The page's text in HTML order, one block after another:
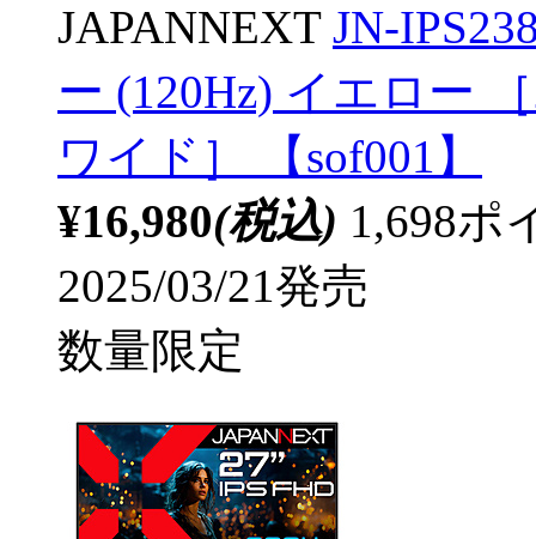
JAPANNEXT JN-
ー (120Hz) イエロー
ワイド］ 【sof001】
¥16,980(税込) 1,698ポ
2025/03/21発売
数量限定